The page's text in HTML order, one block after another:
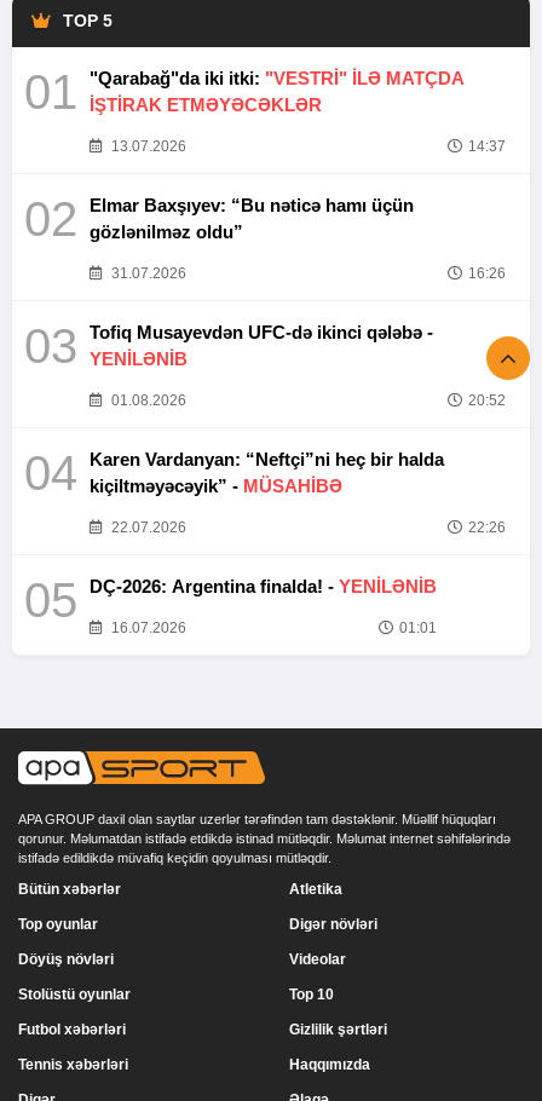
TOP 5
01 "Qarabağ"da iki itki: "VESTRİ" İLƏ MATÇDA
İŞTİRAK ETMƏYƏCƏKLƏR
13.07.2026 14:37
02
Elmar Baxşıyev: “Bu nəticə hamı üçün
gözlənilməz oldu”
31.07.2026 16:26
03
Tofiq Musayevdən UFC-də ikinci qələbə -
YENİLƏNİB
01.08.2026 20:52
04
Karen Vardanyan: “Neftçi”ni heç bir halda
kiçiltməyəcəyik” - MÜSAHİBƏ
22.07.2026 22:26
05 DÇ-2026: Argentina finalda! - YENİLƏNİB
16.07.2026 01:01
APA GROUP daxil olan saytlar uzerlər tərəfindən tam dəstəklənir. Müəllif hüquqları
qorunur. Məlumatdan istifadə etdikdə istinad mütləqdir. Məlumat internet səhifələrində
istifadə edildikdə müvafiq keçidin qoyulması mütləqdir.
Bütün xəbərlər
Top oyunlar
Döyüş növləri
Stolüstü oyunlar
Atletika
Digər növləri
Videolar
Top 10
Futbol xəbərləri
Tennis xəbərləri
Gizlilik şərtləri
Haqqımızda